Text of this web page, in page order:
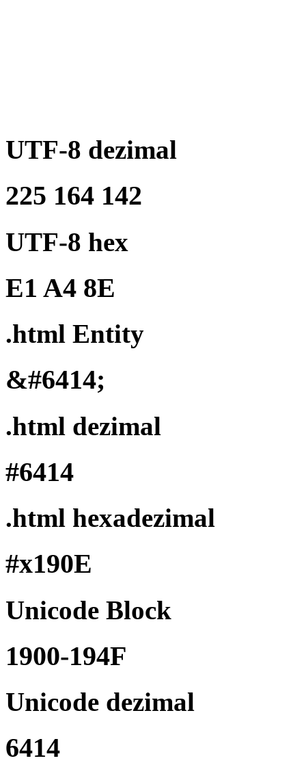
UTF-8 dezimal
225 164 142
UTF-8 hex
E1 A4 8E
.html Entity
&#6414;
.html dezimal
#6414
.html hexadezimal
#x190E
Unicode Block
1900-194F
Unicode dezimal
6414